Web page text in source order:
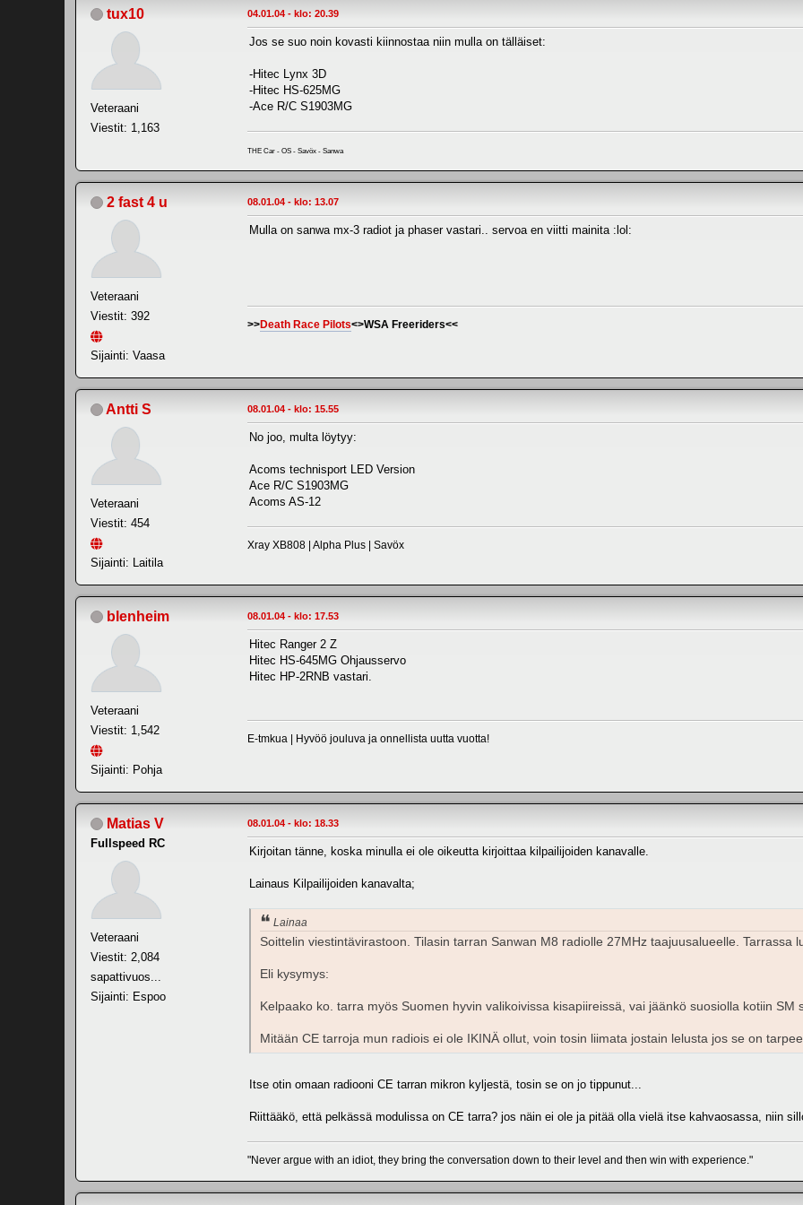
tux10
Veteraani
Viestit: 1,163
04.01.04 - klo: 20.39
Jos se suo noin kovasti kiinnostaa niin mulla on tälläiset:
-Hitec Lynx 3D
-Hitec HS-625MG
-Ace R/C S1903MG
THE Car - OS - Savöx - Sanwa
2 fast 4 u
Veteraani
Viestit: 392
Sijainti: Vaasa
08.01.04 - klo: 13.07
Mulla on sanwa mx-3 radiot ja phaser vastari.. servoa en viitti mainita :lol:
>>Death Race Pilots<>WSA Freeriders<<
Antti S
Veteraani
Viestit: 454
Sijainti: Laitila
08.01.04 - klo: 15.55
No joo, multa löytyy:
Acoms technisport LED Version
Ace R/C S1903MG
Acoms AS-12
Xray XB808 | Alpha Plus | Savöx
blenheim
Veteraani
Viestit: 1,542
Sijainti: Pohja
08.01.04 - klo: 17.53
Hitec Ranger 2 Z
Hitec HS-645MG Ohjausservo
Hitec HP-2RNB vastari.
E-tmkua | Hyvöö jouluva ja onnellista uutta vuotta!
Matias V
Fullspeed RC
Veteraani
Viestit: 2,084
sapattivuos...
Sijainti: Espoo
08.01.04 - klo: 18.33
Kirjoitan tänne, koska minulla ei ole oikeutta kirjoittaa kilpailijoiden kanavalle.
Lainaus Kilpailijoiden kanavalta;
Lainaa
Soittelin viestintävirastoon. Tilasin tarran Sanwan M8 radiolle 27MHz taajuusalueelle. Tarrassa
Eli kysymys:
Kelpaako ko. tarra myös Suomen hyvin valikoivissa kisapiireissä, vai jäänkö suosiolla kotiin SM
Mitään CE tarroja mun radiois ei ole IKINÄ ollut, voin tosin liimata jostain lelusta jos se on
Itse otin omaan radiooni CE tarran mikron kyljestä, tosin se on jo tippunut...
Riittääkö, että pelkässä modulissa on CE tarra? jos näin ei ole ja pitää olla vielä itse kahvaosassa, niin
"Never argue with an idiot, they bring the conversation down to their level and then win with experience."